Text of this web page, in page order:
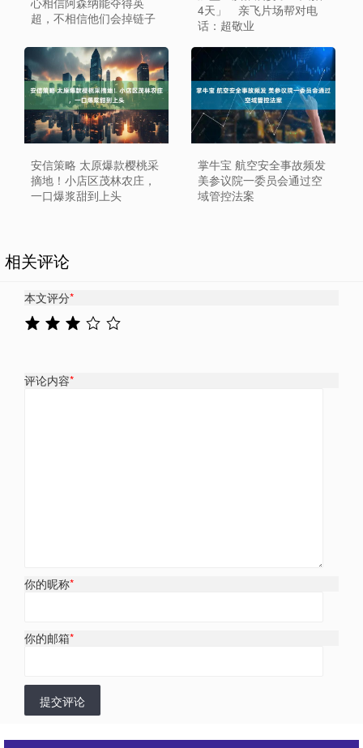
超，不相信他们会掉链子
4天」 亲飞片场帮对电
话：超敬业
安信策略 太原爆款樱桃采
摘地！小店区茂林农庄，
一口爆浆甜到上头
掌牛宝 航空安全事故频发
美参议院一委员会通过空
域管控法案
相关评论
本文评分*
评论内容*
你的昵称*
你的邮箱*
提交评论